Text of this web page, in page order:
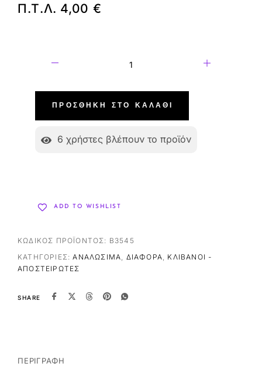
Π.Τ.Λ. 4,00 €
ΠΡΟΣΘΉΚΗ ΣΤΟ ΚΑΛΆΘΙ
6 χρήστες βλέπουν το προϊόν
ADD TO WISHLIST
ΚΩΔΙΚΌΣ ΠΡΟΪΌΝΤΟΣ: B3545
ΚΑΤΗΓΟΡΊΕΣ:ΑΝΑΛΏΣΙΜΑ, ΔΙΆΦΟΡΑ, ΚΛΊΒΑΝΟΙ -
ΑΠΟΣΤΕΙΡΩΤΈΣ
SHARE
ΠΕΡΙΓΡΑΦΉ